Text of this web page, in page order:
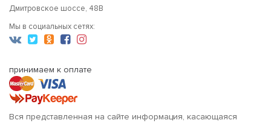
Дмитровское шоссе, 48В
Мы в социальных сетях:
принимаем к оплате
Вся представленная на сайте информация, касающаяся